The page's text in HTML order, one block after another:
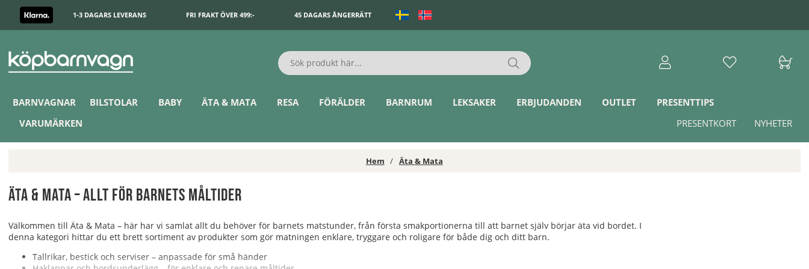
1-3 DAGARS LEVERANS FRI FRAKT ÖVER 499:- 45 DAGARS ÅNGERRÄTT
BARNVAGNAR BILSTOLAR BABY ÄTA & MATA RESA FÖRÄLDER BARNRUM LEKSAKER ERBJUDANDEN OUTLET
PRESENTTIPS
VARUMÄRKEN
NYHETER
PRESENTKORT
Hem Äta & Mata
Äta & Mata – allt för barnets måltider
Välkommen till Äta & Mata – här har vi samlat allt du behöver för barnets matstunder, från första smakportionerna till att barnet själv börjar äta vid bordet. I
denna kategori hittar du ett brett sortiment av produkter som gör matningen enklare, tryggare och roligare för både dig och ditt barn.
Tallrikar, bestick och serviser – anpassade för små händer